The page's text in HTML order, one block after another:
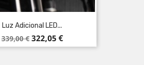
Luz Adicional LED...
Precio
base
339,00 € Precio
322,05 €